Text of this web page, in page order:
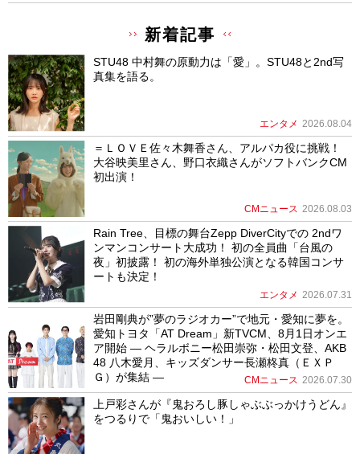
新着記事
STU48 中村舞の原動力は「愛」。STU48と2nd写
真集を語る。
エンタメ 2026.08.04
＝ＬＯＶＥ佐々木舞香さん、アルパカ役に挑戦！
大谷映美里さん、野口衣織さんがソフトバンクCM
初出演！
CMニュース 2026.08.03
Rain Tree、目標の舞台Zepp DiverCityでの 2ndワ
ンマンコンサート大成功！ 初の全員曲「台風の
夜」初披露！ 初の海外単独公演となる韓国コンサ
ートも決定！
エンタメ 2026.07.31
岩田剛典が”夢のラジオカー”で地元・愛知に夢を。
愛知トヨタ「AT Dream」新TVCM、8月1日オンエ
ア開始 ― ヘラルボニー松田崇弥・松田文登、AKB
48 八木愛月、キッズダンサー長瀬柊真（ＥＸＰ
Ｇ）が集結 ―
CMニュース 2026.07.30
上戸彩さんが『鬼おろし豚しゃぶぶっかけうどん』
をつるりで「鬼おいしい！」